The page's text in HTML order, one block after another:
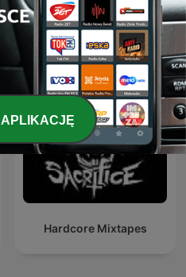
Drum & Bass Sessions
Hardcore Mixtapes
APLIKACJĘ